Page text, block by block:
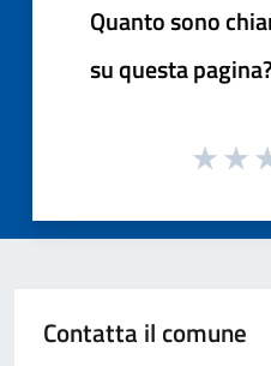
Quanto sono
su questa
Contatta il comune